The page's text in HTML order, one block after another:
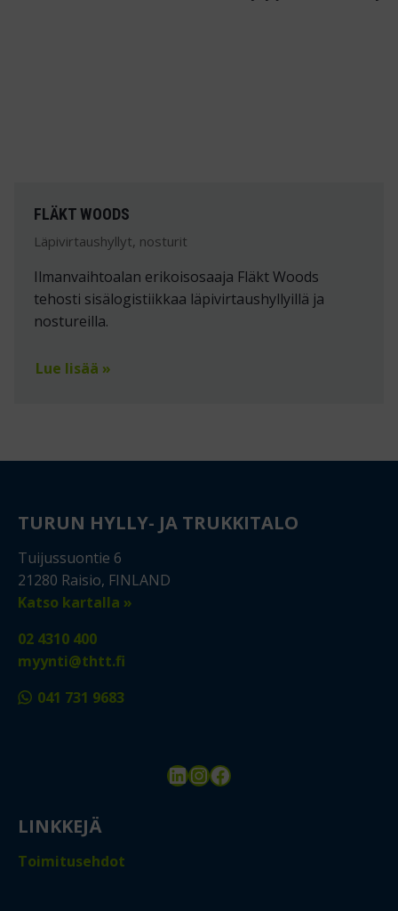
FLÄKT WOODS
Läpivirtaushyllyt, nosturit
Ilmanvaihtoalan erikoisosaaja Fläkt Woods
tehosti sisälogistiikkaa läpivirtaushyllyillä ja
nostureilla.
Lue lisää »
TURUN HYLLY- JA TRUKKITALO
Tuijussuontie 6
21280 Raisio, FINLAND
Katso kartalla »
02 4310 400
myynti@thtt.fi
041 731 9683
LinkedIn
Instagram
Facebook
LINKKEJÄ
Toimitusehdot